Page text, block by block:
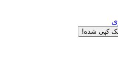
کپی شده!